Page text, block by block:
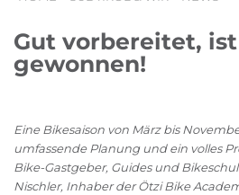
Gut vorbereitet,
gewonnen!
Eine Bikesaison von März bis
umfassende Planung und ein volles
Bike-Gastgeber, Guides und
Nischler, Inhaber der Ötzi Bike